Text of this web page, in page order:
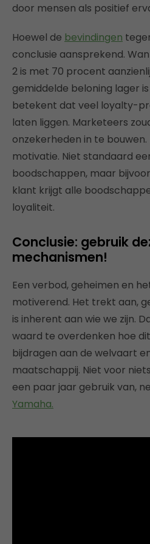
door mensen als positief
Hoewel de bevindingen
conclusie aansprekend.
2 is met 70 procent
gemiddelde beloning lager
betekent dat veel loyalty-
laten liggen. Marketeers
onzekerheden in te
motivatie. Niet standaard
boodschappen, maar
klant krijgt alle
loyaliteit.
Conclusie: gebruik
mechanismen!
Een verbod, geheimen en
motiverend. Het trekt aan,
is inherent aan wie we zijn.
waard te overdenken hoe
bijdragen aan de welvaart
maatschappij. Niet voor
een paar jaar gebruik van,
Yamaha.